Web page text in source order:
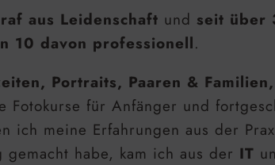
aus Leidenschaft und seit über
10 davon professionell.
Portraits, Paaren &
Fotokurse für Anfänger und
ich meine Erfahrungen aus der
habe, kam ich aus der IT